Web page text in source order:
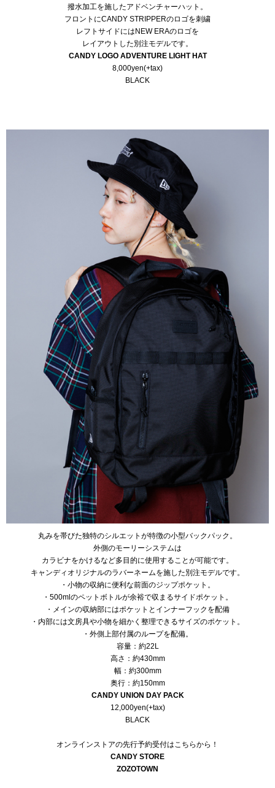
撥水加工を施したアドベンチャーハット。
フロントにCANDY STRIPPERのロゴを刺繍
レフトサイドにはNEW ERAのロゴを
レイアウトした別注モデルです。
CANDY LOGO ADVENTURE LIGHT HAT
8,000yen(+tax)
BLACK
丸みを帯びた独特のシルエットが特徴の小型バックパック。
外側のモーリーシステムは
カラビナをかけるなど多目的に使用することが可能です。
キャンディオリジナルのラバーネームを施した別注モデルです。
・小物の収納に便利な前面のジップポケット。
・500mlのペットボトルが余裕で収まるサイドポケット。
・メインの収納部にはポケットとインナーフックを配備
・内部には文房具や小物を細かく整理できるサイズのポケット。
・外側上部付属のループを配備。
容量：約22L
高さ：約430mm
幅：約300mm
奥行：約150mm
CANDY UNION DAY PACK
12,000yen(+tax)
BLACK
オンラインストアの先行予約受付はこちらから！
CANDY STORE
ZOZOTOWN